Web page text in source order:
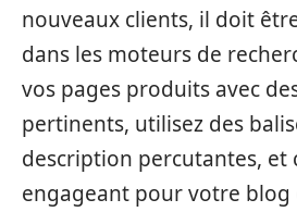
nouveaux clients, il doit
dans les moteurs de
vos pages produits avec
pertinents, utilisez des
description percutantes, et
engageant pour votre blog